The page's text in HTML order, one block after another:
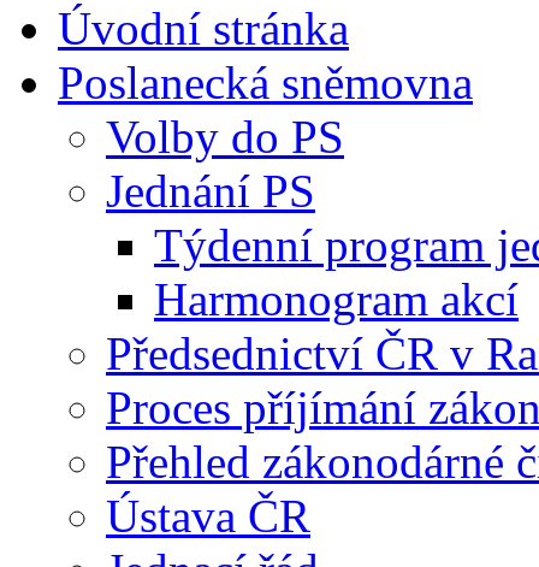
Úvodní stránka
Poslanecká sněmovna
Volby do PS
Jednání PS
Týdenní program
Harmonogram akcí
Předsednictví ČR v
Proces příjímání
Přehled zákonodárné
Ústava ČR